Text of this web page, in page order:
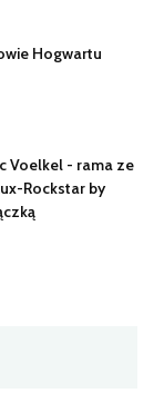
Hogwartu
Voelkel - rama ze
Rockstar by